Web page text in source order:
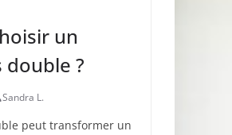
un
?
Sandra L.
peut transformer un